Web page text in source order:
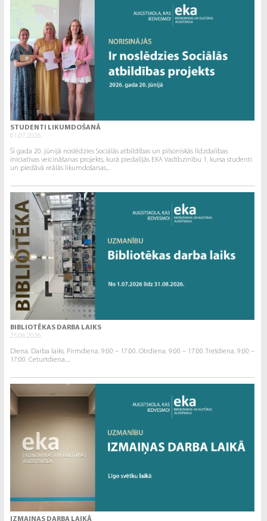
STUDENTI LIKUMDOŠANĀ
01.07.2026.
Šī gada 20. jūnijā noslēdzies Sociālās atbildības un pilsoniskās līdzdalības
iniciatīvas veicināšanas projekts, kurā piedalījās EKA Vadībzinību 1. kursa studenti
un piedāvā reālās likumdošanas...
BIBLIOTĒKAS DARBA LAIKS
25.06.2026.
Diena. Darba laiks. Pirmdiena. 9:00 – 17:00. Otrdiena. 9:00 – 17:00. Trešdiena. 9:00 –
17:00. Ceturtdiena....
IZMAIŅAS DARBA LAIKĀ